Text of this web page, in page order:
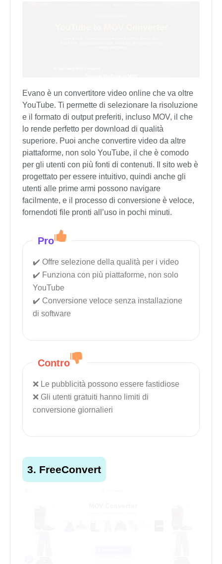
Evano è un convertitore video online che va oltre
YouTube. Ti permette di selezionare la risoluzione
e il formato di output preferiti, incluso MOV, il che
lo rende perfetto per download di qualità
superiore. Puoi anche convertire video da altre
piattaforme, non solo YouTube, il che è comodo
per gli utenti con più fonti di contenuti. Il sito web è
progettato per essere intuitivo, quindi anche gli
utenti alle prime armi possono navigare
facilmente, e il processo di conversione è veloce,
fornendoti file pronti all’uso in pochi minuti.
Pro
Offre selezione della qualità per i video
Funziona con più piattaforme, non solo
YouTube
Conversione veloce senza installazione
di software
Contro
Le pubblicità possono essere fastidiose
Gli utenti gratuiti hanno limiti di
conversione giornalieri
3. FreeConvert